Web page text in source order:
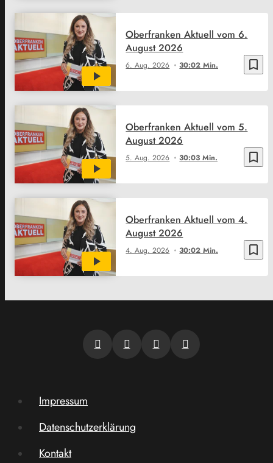
bookmark_border
6. Aug. 2026 30:02 Min.
Oberfranken Aktuell vom 6.
August 2026
bookmark_border
5. Aug. 2026 30:03 Min.
Oberfranken Aktuell vom 5.
August 2026
bookmark_border
4. Aug. 2026 30:02 Min.
Oberfranken Aktuell vom 4.
August 2026
Impressum
Datenschutzerklärung
Kontakt